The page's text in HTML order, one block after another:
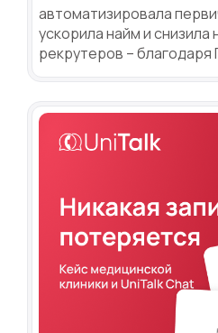
автоматизировала
ускорила найм и снизила
рекрутеров – благодаря